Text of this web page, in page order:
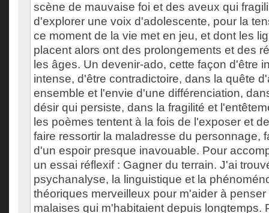
scène de mauvaise foi et des aveux qui
d'explorer une voix d'adolescente, pour la
ce moment de la vie met en jeu, et dont les
placent alors ont des prolongements et des
les âges. Un devenir-ado, cette façon d'être
intense, d'être contradictoire, dans la quête
ensemble et l'envie d'une différenciation,
désir qui persiste, dans la fragilité et
les poèmes tentent à la fois de l'exposer et
faire ressortir la maladresse du personnage,
d'un espoir presque inavouable. Pour
un essai réflexif : Gagner du terrain. J'ai
psychanalyse, la linguistique et la
théoriques merveilleux pour m'aider à
malaises qui m'habitaient depuis longtemps.